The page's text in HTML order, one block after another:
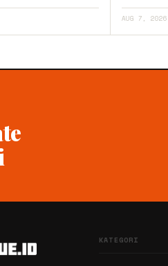
AUG 7, 2026
KATEGORI